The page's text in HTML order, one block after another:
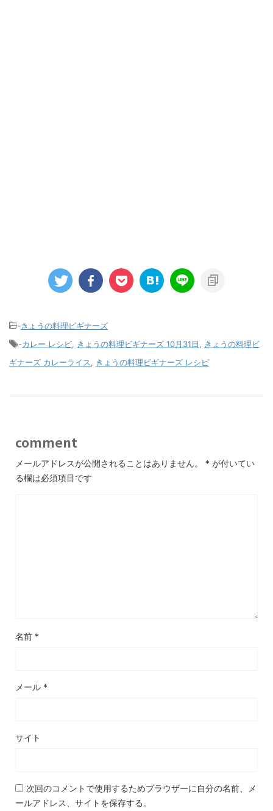
-きょうの料理ビギナーズ
-カレー レシピ きょうの料理ビギナーズ 10月31日
きょうの料理ビ
ギナーズ カレーライス
きょうの料理ビギナーズ レシピ
comment
メールアドレスが公開されることはありません。 * が付いてい
る欄は必須項目です
名前 *
メール *
サイト
次回のコメントで使用するためブラウザーに自分の名前、メ
ールアドレス、サイトを保存する。